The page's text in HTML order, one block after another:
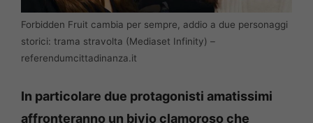
Forbidden Fruit cambia per sempre, addio a due personaggi
storici: trama stravolta (Mediaset Infinity) –
referendumcittadinanza.it
In particolare due protagonisti amatissimi
affronteranno un bivio clamoroso che